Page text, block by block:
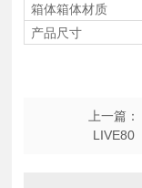
箱体箱体材质
产品尺寸
上一篇：
LIVE80